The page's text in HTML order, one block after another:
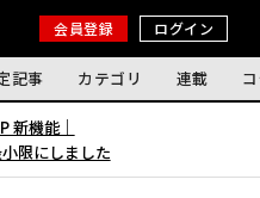
会員登録 ログイン
記事 カテゴリ 連載
新機能｜
限にしました